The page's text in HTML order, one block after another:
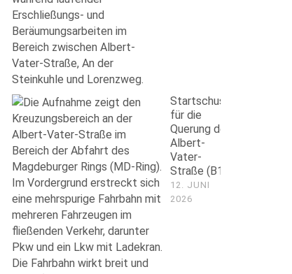
Startschuss für die
Querung der Albert-
Vater-Straße (B1)
Vom Hermann-
Bruse-Platz bis zur
Ebendorfer
Chaussee: Tatkraft
Startschuss
für die
Querung der
Albert-
Vater-
Straße (B1)
12. JUNI
2026